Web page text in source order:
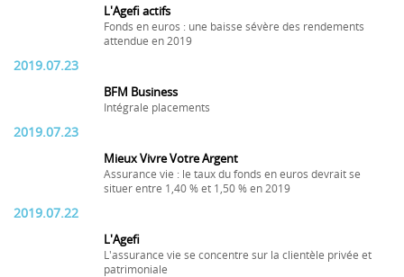
L'Agefi actifs
Fonds en euros : une baisse sévère des rendements
attendue en 2019
2019.07.23
BFM Business
Intégrale placements
2019.07.23
Mieux Vivre Votre Argent
Assurance vie : le taux du fonds en euros devrait se
situer entre 1,40 % et 1,50 % en 2019
2019.07.22
L'Agefi
L'assurance vie se concentre sur la clientèle privée et
patrimoniale